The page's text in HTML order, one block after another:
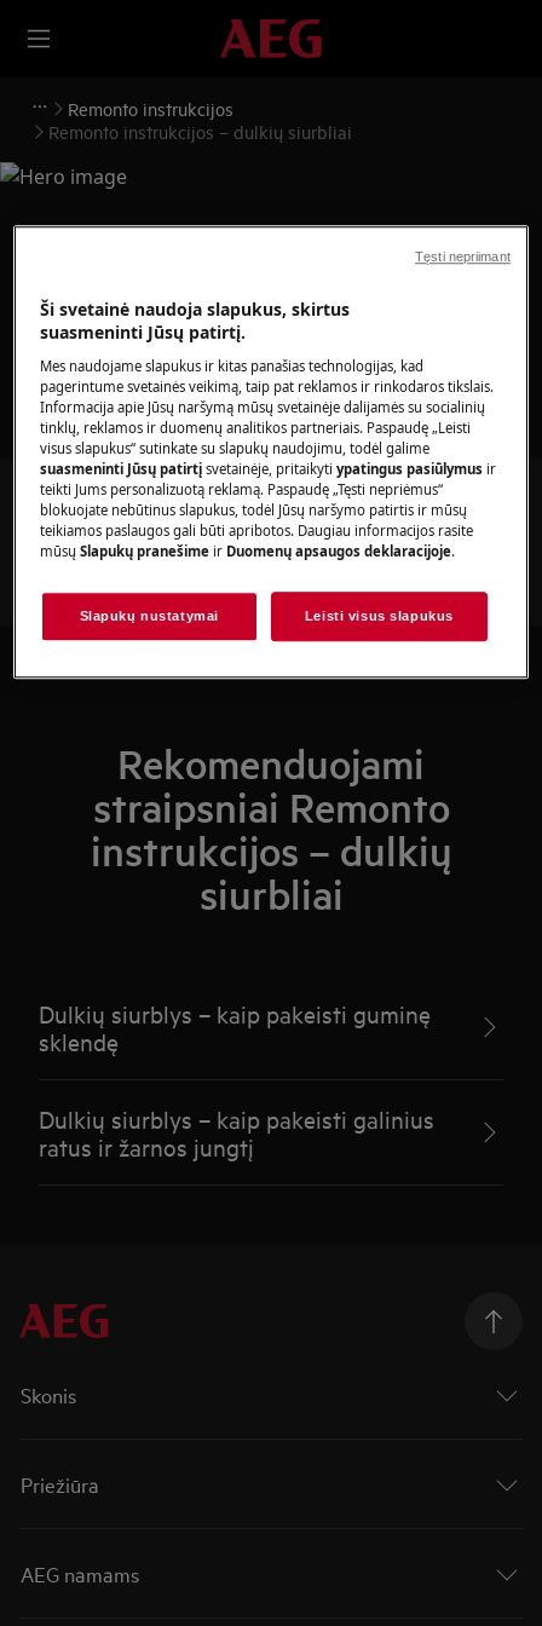
Remonto instrukcijos
Remonto instrukcijos – dulkių siurbliai
instrukcijos – dulkių
siurbliai
Ieškokite mūsų palaikymo straipsniuose
Rekomenduojami
straipsniai Remonto
instrukcijos – dulkių
siurbliai
Dulkių siurblys – kaip pakeisti guminę
sklendę
Dulkių siurblys – kaip pakeisti galinius
ratus ir žarnos jungtį
Skonis
Priežiūra
AEG namams
Ši svetainė naudoja slapukus, skirtus
suasmeninti Jūsų patirtį.
Mes naudojame slapukus ir kitas panašias technologijas, kad
pagerintume svetainės veikimą, taip pat reklamos ir rinkodaros tikslais.
Informacija apie Jūsų naršymą mūsų svetainėje dalijamės su socialinių
tinklų, reklamos ir duomenų analitikos partneriais. Paspaudę „Leisti
visus slapukus“ sutinkate su slapukų naudojimu, todėl galime
suasmeninti Jūsų patirtįsvetainėje, pritaikytiypatingus pasiūlymus ir
teikti Jums personalizuotą reklamą. Paspaudę „Tęsti nepriėmus“
blokuojate nebūtinus slapukus, todėl Jūsų naršymo patirtis ir mūsų
teikiamos paslaugos gali būti apribotos. Daugiau informacijos rasite
mūsųSlapukų pranešime ir Duomenų apsaugos deklaracijoje.
Slapukų nustatymai Leisti visus slapukus
Tęsti nepriimant